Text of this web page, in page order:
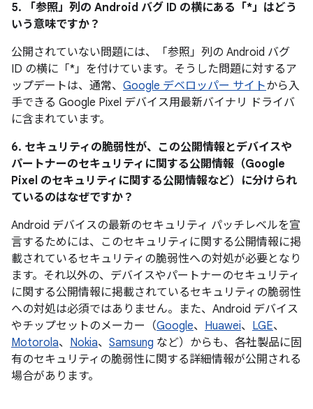
5. 「参照」 列の Android バグ ID の横にある「*」はどう
いう意味ですか？
公開されていない問題には、「参照」 列の Android バグ
ID の横に「*」を付けています。そうした問題に対するア
ップデートは、通常、 Google デベロッパー サイトから入
手できる Google Pixel デバイス用最新バイナリ ドライバ
に含まれています。
6. セキュリティの脆弱性が、この公開情報とデバイスや
パートナーのセキュリティに関する公開情報（Google
Pixel のセキュリティに関する公開情報など）に分けられ
ているのはなぜですか？
Android デバイスの最新のセキュリティ パッチレベルを宣
言するためには、このセキュリティに関する公開情報に掲
載されているセキュリティの脆弱性への対処が必要となり
ます。それ以外の、デバイスやパートナーのセキュリティ
に関する公開情報に掲載されているセキュリティの脆弱性
への対処は必須ではありません。また、Android デバイス
やチップセットのメーカー（Google、 Huawei、 LGE、
Motorola、 Nokia、 Samsung など）からも、各社製品に固
有のセキュリティの脆弱性に関する詳細情報が公開される
場合があります。